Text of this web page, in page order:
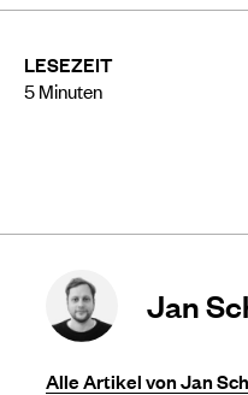
LESEZEIT
5Minuten
Jan
Alle Artikel von Jan